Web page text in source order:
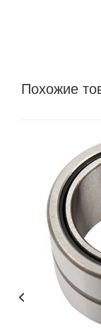
Похожие